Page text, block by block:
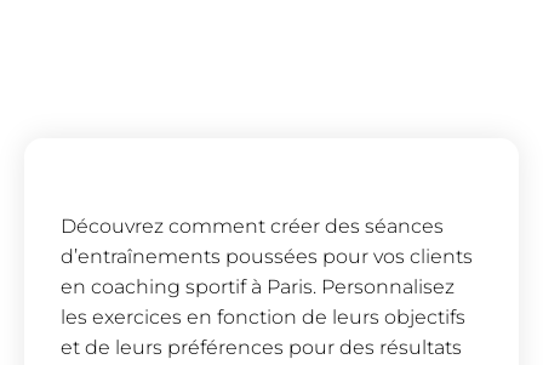
Découvrez comment créer des séances
d’entraînements poussées pour vos clients
en coaching sportif à Paris. Personnalisez
les exercices en fonction de leurs objectifs
et de leurs préférences pour des résultats